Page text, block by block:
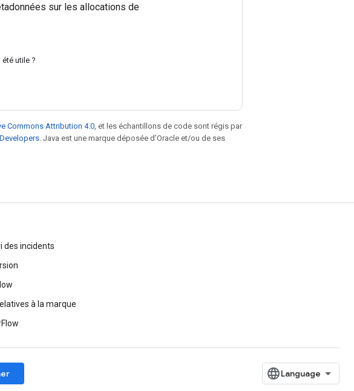
sur les allocations de
utile ?
Commons Attribution 4.0 , et les échantillons de code sont régis par
. Java est une marque déposée d'Oracle et/ou de ses
des incidents
à la marque